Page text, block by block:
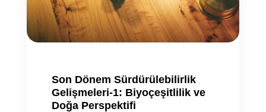
Son Dönem Sürdürülebilirlik
Gelişmeleri-1: Biyoçeşitlilik ve
Doğa Perspektifi